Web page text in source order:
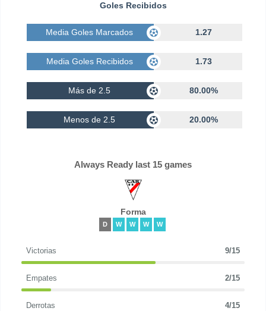
Goles Recibidos
Media Goles Marcados 1.27
Media Goles Recibidos 1.73
Más de 2.5 80.00%
Menos de 2.5 20.00%
Always Ready last 15 games
Forma
D W W W W
Victorias 9/15
Empates 2/15
Derrotas 4/15